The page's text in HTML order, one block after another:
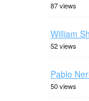
87 views
William
52 views
Pablo
50 views